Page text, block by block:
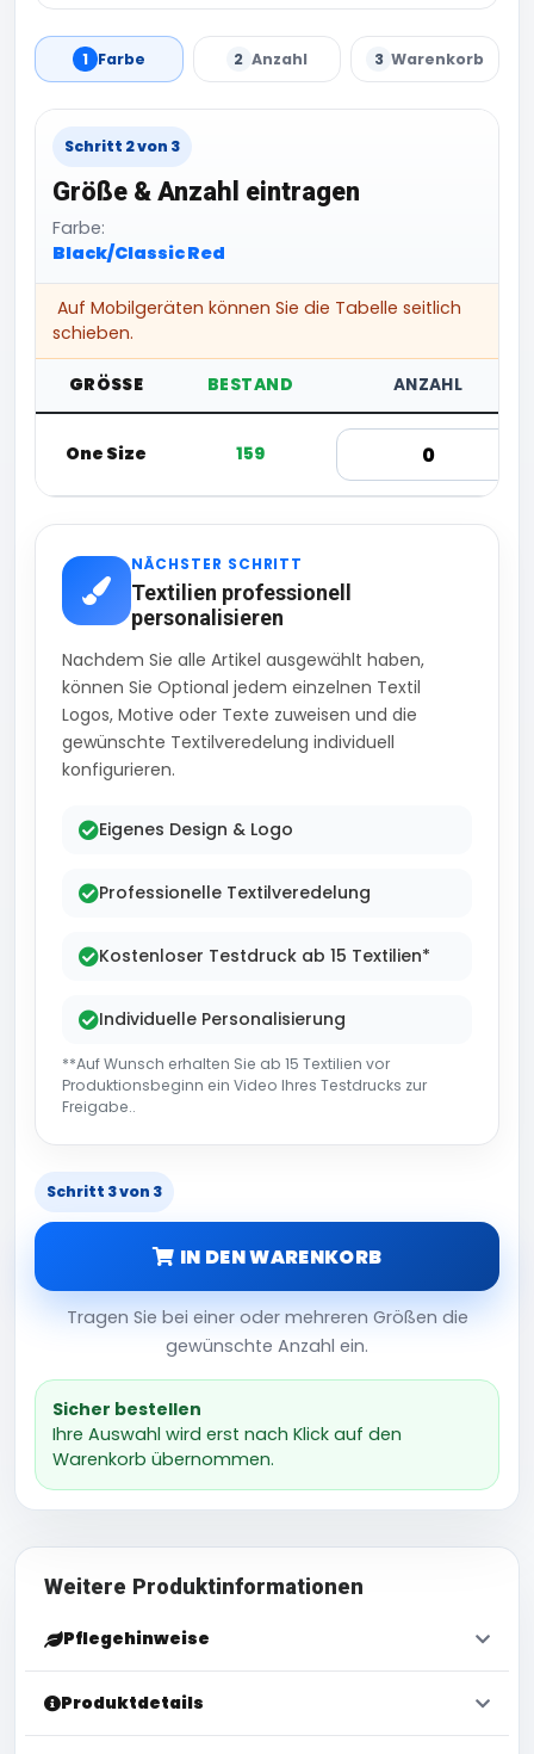
1 Farbe 2 Anzahl 3 Warenkorb
Schritt 2 von 3
Größe & Anzahl eintragen
Farbe:
Black/Classic Red
Auf Mobilgeräten können Sie die Tabelle seitlich
schieben.
GRÖSSE BESTAND ANZAHL
One Size 159
NÄCHSTER SCHRITT
Textilien professionell
personalisieren
Nachdem Sie alle Artikel ausgewählt haben,
können Sie Optional jedem einzelnen Textil
Logos, Motive oder Texte zuweisen und die
gewünschte Textilveredelung individuell
konfigurieren.
Eigenes Design & Logo
Professionelle Textilveredelung
Kostenloser Testdruck ab 15 Textilien*
Individuelle Personalisierung
**Auf Wunsch erhalten Sie ab 15 Textilien vor
Produktionsbeginn ein Video Ihres Testdrucks zur
Freigabe..
Schritt 3 von 3
IN DEN WARENKORB
Tragen Sie bei einer oder mehreren Größen die
gewünschte Anzahl ein.
Sicher bestellen
Ihre Auswahl wird erst nach Klick auf den
Warenkorb übernommen.
Weitere Produktinformationen
Pflegehinweise
Produktdetails